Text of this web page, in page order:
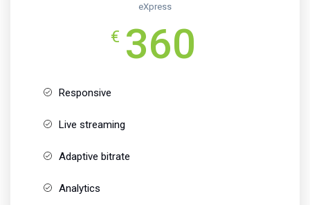
eXpress
€ 360
Responsive
Live streaming
Adaptive bitrate
Analytics